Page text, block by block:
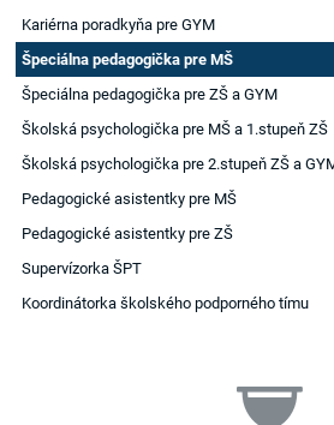
Kariérna poradkyňa pre GYM
Špeciálna pedagogička pre MŠ
Špeciálna pedagogička pre ZŠ a GYM
Školská psychologička pre MŠ a 1.stupeň ZŠ
Školská psychologička pre 2.stupeň ZŠ a
Pedagogické asistentky pre MŠ
Pedagogické asistentky pre ZŠ
Supervízorka ŠPT
Koordinátorka školského podporného tímu